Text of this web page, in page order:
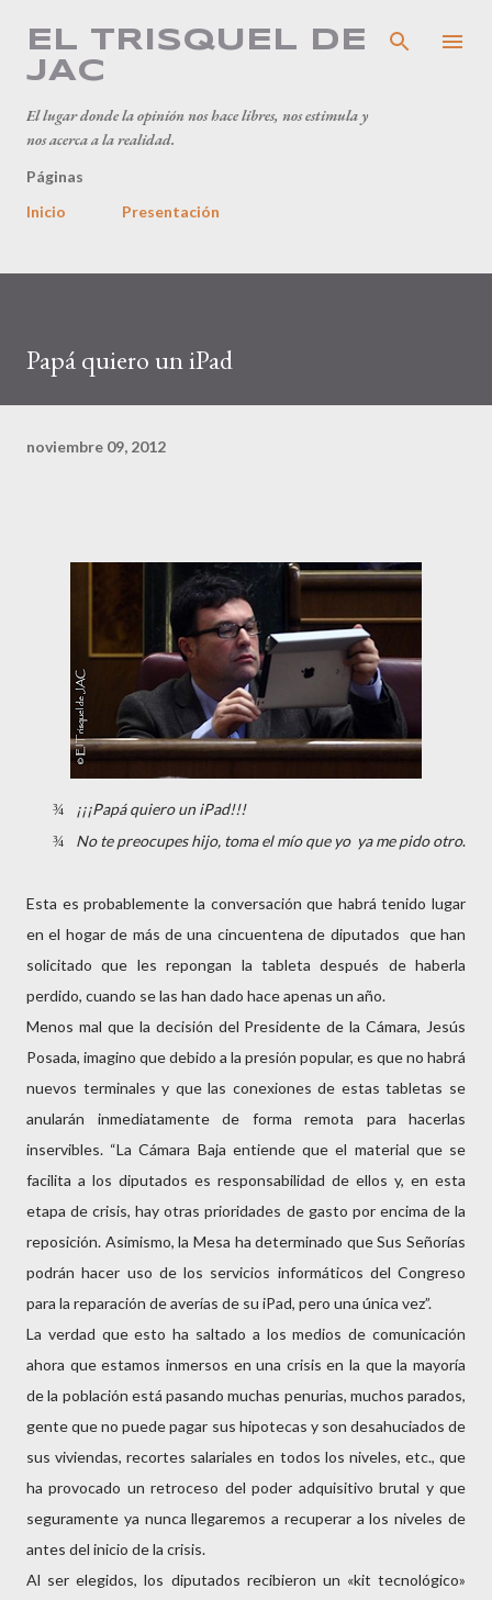
Ir al contenido principal
EL TRISQUEL DE
JAC
El lugar donde la opinión nos hace libres, nos estimula y
nos acerca a la realidad.
Páginas
Inicio
Presentación
Papá quiero un iPad
noviembre 09, 2012
¾ ¡¡¡Papá quiero un iPad!!!
¾ No te preocupes hijo, toma el mío que yo ya me pido otro.
Esta es probablemente la conversación que habrá tenido lugar
en el hogar de más de una cincuentena de diputados que han
solicitado que les repongan la tableta después de haberla
perdido, cuando se las han dado hace apenas un año.
Menos mal que la decisión del Presidente de la Cámara, Jesús
Posada, imagino que debido a la presión popular, es que no habrá
nuevos terminales y que las conexiones de estas tabletas se
anularán inmediatamente de forma remota para hacerlas
inservibles. “La Cámara Baja entiende que el material que se
facilita a los diputados es responsabilidad de ellos y, en esta
etapa de crisis, hay otras prioridades de gasto por encima de la
reposición. Asimismo, la Mesa ha determinado que Sus Señorías
podrán hacer uso de los servicios informáticos del Congreso
para la reparación de averías de su iPad, pero una única vez”.
La verdad que esto ha saltado a los medios de comunicación
ahora que estamos inmersos en una crisis en la que la mayoría
de la población está pasando muchas penurias, muchos parados,
gente que no puede pagar sus hipotecas y son desahuciados de
sus viviendas, recortes salariales en todos los niveles, etc., que
ha provocado un retroceso del poder adquisitivo brutal y que
seguramente ya nunca llegaremos a recuperar a los niveles de
antes del inicio de la crisis.
Al ser elegidos, los diputados recibieron un «kit tecnológico»